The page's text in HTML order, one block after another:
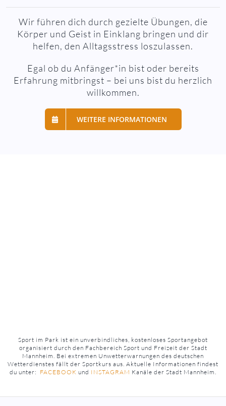
Wir führen dich durch gezielte Übungen, die
Körper und Geist in Einklang bringen und dir
helfen, den Alltagsstress loszulassen.
Egal ob du Anfänger*in bist oder bereits
Erfahrung mitbringst – bei uns bist du herzlich
willkommen.
WEITERE INFORMATIONEN
Sport im Park ist ein unverbindliches, kostenloses Sportangebot
organisiert durch den Fachbereich Sport und Freizeit der Stadt
Mannheim. Bei extremen Unwetterwarnungen des deutschen
Wetterdienstes fällt der Sportkurs aus. Aktuelle Informationen findest
du unter: FACEBOOK und INSTAGRAM Kanäle der Stadt Mannheim.